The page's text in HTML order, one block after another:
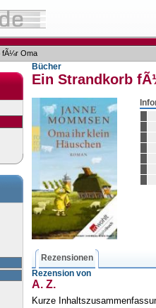
fÃ¼r Oma
Bücher
Ein Strandkorb
Rezensionen
Rezension von
A. Z.
Kurze